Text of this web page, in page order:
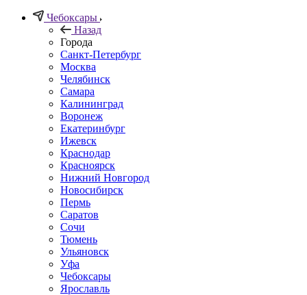
Чебоксары
Назад
Города
Санкт-Петербург
Москва
Челябинск
Самара
Калининград
Воронеж
Екатеринбург
Ижевск
Краснодар
Красноярск
Нижний Новгород
Новосибирск
Пермь
Саратов
Сочи
Тюмень
Ульяновск
Уфа
Чебоксары
Ярославль